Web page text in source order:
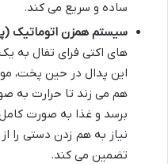
ساده و سریع می کند.
سیستم همزن اتوماتیک
های اکتی فرای تفال به
این پدال در حین پخت،
هم می زند تا حرارت به
برسد و غذا به صورت
نیاز به هم زدن دستی را
تضمین می کند.